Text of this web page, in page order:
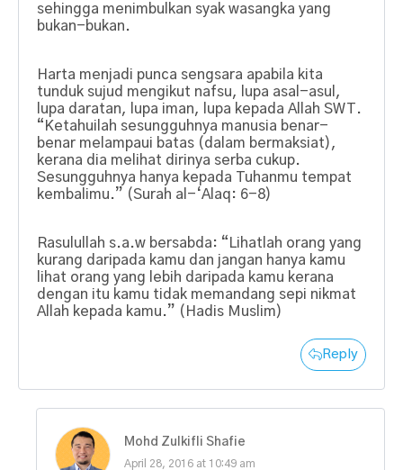
sehingga menimbulkan syak wasangka yang
bukan-bukan.
Harta menjadi punca sengsara apabila kita
tunduk sujud mengikut nafsu, lupa asal-asul,
lupa daratan, lupa iman, lupa kepada Allah SWT.
“Ketahuilah sesungguhnya manusia benar-
benar melampaui batas (dalam bermaksiat),
kerana dia melihat dirinya serba cukup.
Sesungguhnya hanya kepada Tuhanmu tempat
kembalimu.” (Surah al-‘Alaq: 6-8)
Rasulullah s.a.w bersabda: “Lihatlah orang yang
kurang daripada kamu dan jangan hanya kamu
lihat orang yang lebih daripada kamu kerana
dengan itu kamu tidak memandang sepi nikmat
Allah kepada kamu.” (Hadis Muslim)
Reply
Mohd Zulkifli Shafie
April 28, 2016 at 10:49 am